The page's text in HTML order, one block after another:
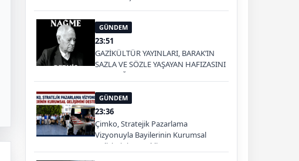
GÜNDEM
23:51
GAZİKÜLTÜR YAYINLARI, BARAK’IN
SAZLA VE SÖZLE YAŞAYAN HAFIZASINI
GELECEĞE TAŞIYOR
GÜNDEM
23:36
Çimko, Stratejik Pazarlama
Vizyonuyla Bayilerinin Kurumsal
Gelişimini Destekliyor